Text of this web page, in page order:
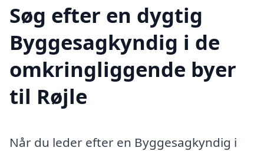
Søg efter en dygtig
Byggesagkyndig i de
omkringliggende byer
til Røjle
Når du leder efter en Byggesagkyndig i